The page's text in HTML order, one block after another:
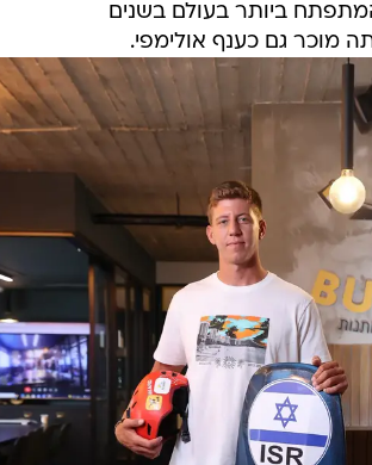
ביותר בעולם בשנים
מוכר גם כענף אולימפי.